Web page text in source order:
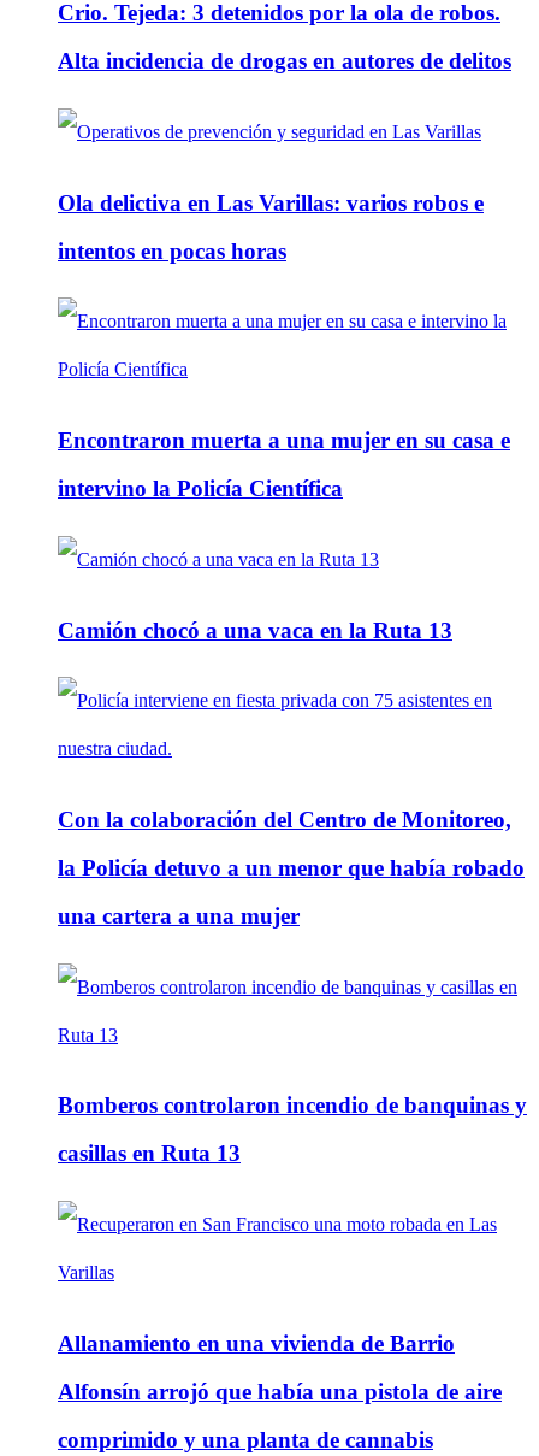
Crio. Tejeda: 3 detenidos por la ola de robos.
Alta incidencia de drogas en autores de delitos
Ola delictiva en Las Varillas: varios robos e
intentos en pocas horas
Encontraron muerta a una mujer en su casa e
intervino la Policía Científica
Camión chocó a una vaca en la Ruta 13
Con la colaboración del Centro de Monitoreo,
la Policía detuvo a un menor que había robado
una cartera a una mujer
Bomberos controlaron incendio de banquinas y
casillas en Ruta 13
Allanamiento en una vivienda de Barrio
Alfonsín arrojó que había una pistola de aire
comprimido y una planta de cannabis